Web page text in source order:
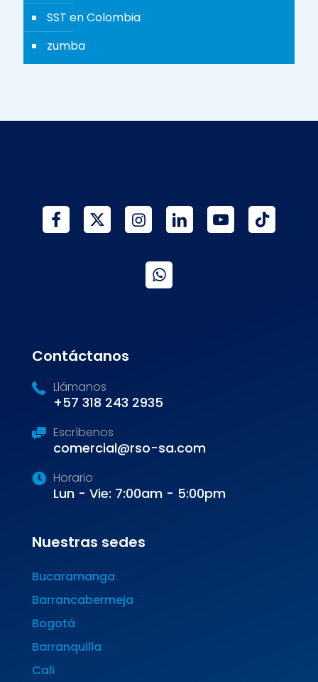
SST en Colombia
zumba
Contáctanos
Llámanos
+57 318 243 2935
Escríbenos
comercial@rso-sa.com
Horario
Lun - Vie: 7:00am - 5:00pm
Nuestras sedes
Bucaramanga
Barrancabermeja
Bogotá
Barranquilla
Cali